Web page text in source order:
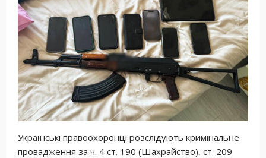
Українські правоохоронці розслідують кримінальне
провадження за ч. 4 ст. 190 (Шахрайство), ст. 209